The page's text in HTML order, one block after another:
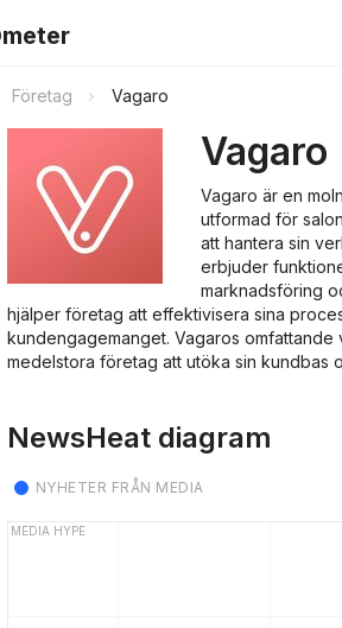
Företag Vagaro
Vagaro
Vagaro är en
utformad för
att hantera sin
erbjuder
marknadsföring
hjälper företag att effektivisera sina
kundengagemanget. Vagaros
medelstora företag att utöka sin kundbas
NewsHeat diagram
NYHETER FRÅN MEDIA